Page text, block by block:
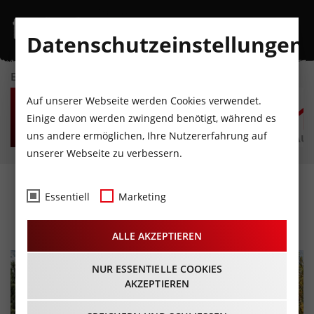
EVENTKALENDER
DO
6
AUGUST
FR
7
AUGUST
SA
8
AUGUST
SO
9
AUGUST
MO
10
AUGUST
Nordkette Vertical Run
14.09.2024 - Beginn 10:00 Uhr
Datenschutzeinstellungen
Auf unserer Webseite werden Cookies verwendet.
Einige davon werden zwingend benötigt, während es
uns andere ermöglichen, Ihre Nutzererfahrung auf
unserer Webseite zu verbessern.
Essentiell Marketing
ALLE AKZEPTIEREN
NUR ESSENTIELLE COOKIES
AKZEPTIEREN